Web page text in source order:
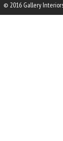
© 2016 Gallery